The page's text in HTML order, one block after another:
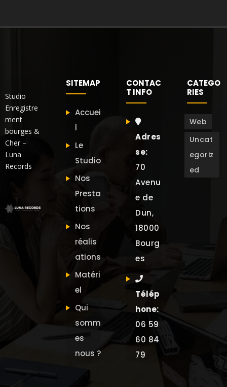
Studio
Enregistre
ment
bourges &
Cher –
Luna
Records
SITEMAP
Accuei
l
Le
Studio
Nos
Presta
tions
Nos
réalis
ations
Matéri
el
Qui
somm
es
nous ?
CONTAC
T INFO
Adres
se:
70
Avenu
e de
Dun,
18000
Bourg
es
Télép
hone:
06 59
60 84
79
CATEGO
RIES
Web
Uncat
egoriz
ed